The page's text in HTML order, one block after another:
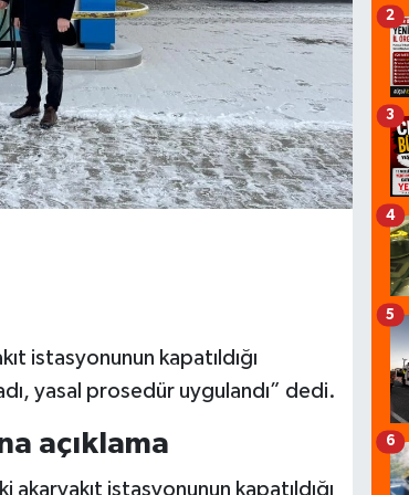
istasyonunun kapatıldığı
yasal prosedür uygulandı” dedi.
açıklama
istasyonunun kapatıldığı
2
3
4
5
6